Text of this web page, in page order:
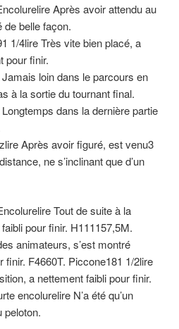
Après avoir attendu au
de belle façon.
1/4lire Très vite bien placé, a
pour finir.
loin dans le parcours en
à la sortie du tournant final.
dans la dernière partie
Après avoir figuré, est venu3
ne s’inclinant que d’un
Tout de suite à la
pour finir. H111157,5M.
animateurs, s’est montré
finir. F4660T. Piccone181 1/2lire
a nettement faibli pour finir.
encolurelire N’a été qu’un
peloton.